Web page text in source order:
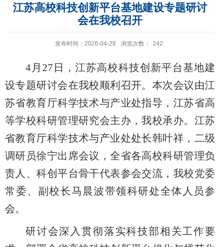
江苏高校科技创新平台基地建设专题研讨
会在我校召开
发布时间：2026-04-28 浏览次数： 242
4月27日，江苏高校科技创新平台基地建
设专题研讨会在我校顺利召开。本次会议由江
苏省教育厅科学技术与产业处指导，江苏省高
等学校科研管理研究会主办，我校承办。江苏
省教育厅科学技术与产业处处长韩叶祥，二级
调研员徐宁出席会议，全省各高校科研管理负
责人、科创平台骨干代表参会交流，我校党委
常委、副校长马晨波带领科研处全体人员参
会。
研讨会深入贯彻落实科技部相关工作要